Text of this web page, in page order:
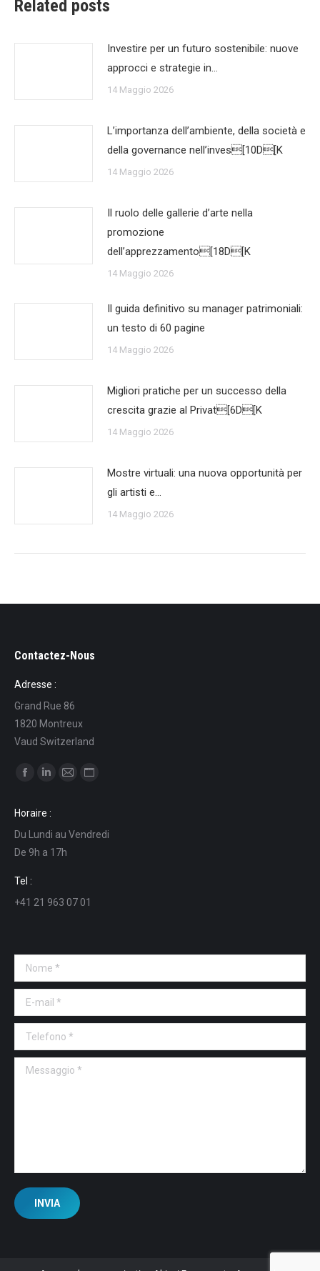
Related posts
Investire per un futuro sostenibile: nuove
approcci e strategie in…
14 Maggio 2026
L’importanza dell’ambiente, della società e
della governance nell’inves[10D[K
14 Maggio 2026
Il ruolo delle gallerie d’arte nella
promozione
dell’apprezzamento[18D[K
14 Maggio 2026
Il guida definitivo su manager patrimoniali:
un testo di 60 pagine
14 Maggio 2026
Migliori pratiche per un successo della
crescita grazie al Privat[6D[K
14 Maggio 2026
Mostre virtuali: una nuova opportunità per
gli artisti e…
14 Maggio 2026
Contactez-Nous
Adresse :
Grand Rue 86
1820 Montreux
Vaud Switzerland
Ci puoi trovare su:
opens
in
new
window
opens
in
new
in
opens
Horaire :
Du Lundi au Vendredi
De 9h a 17h
Tel :
+41 21 963 07 01
Nome *
E-mail *
Telefono *
Messaggio *
INVIA